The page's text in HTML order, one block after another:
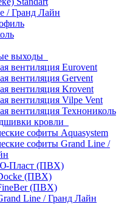
/ Гранд Лайн
выходы
вентиляция Eurovent
вентиляция Gervent
вентиляция Krovent
вентиляция Vilpe Vent
вентиляция Технониколь
кровли
софиты Aquasystem
софиты Grand Line /
Пласт (ПВХ)
(ПВХ)
(ПВХ)
Line / Гранд Лайн